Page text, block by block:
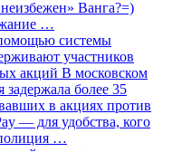
Ванга?=)
…
системы
участников
акций В московском
более 35
в акциях против
— для удобства, кого
…